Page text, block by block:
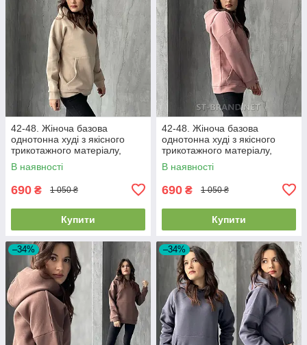
42-48. Жіноча базова
однотонна худі з якісного
трикотажного матеріалу,
утеплена кофта з
капюшоном - світло бежева
В наявності
690 ₴ 1 050 ₴
Купити
42-48. Жіноча базова
однотонна худі з якісного
трикотажного матеріалу,
утеплена кофта з
капюшоном - рожева (пудра)
В наявності
690 ₴ 1 050 ₴
Купити
–34% –34%